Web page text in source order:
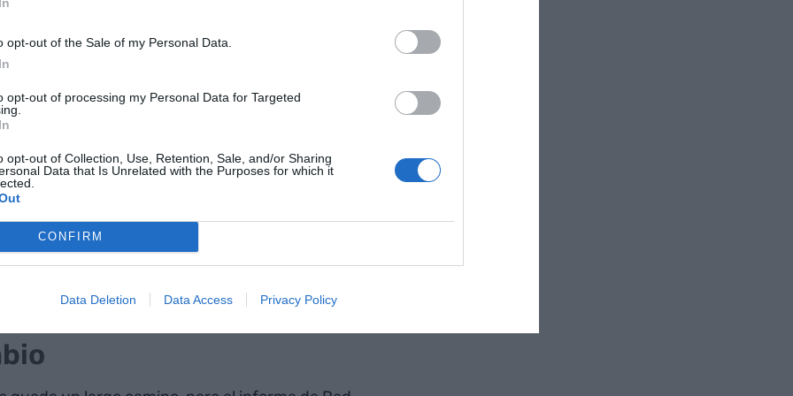
opt-out of the Sale of my Personal Data.
opt-out of processing my Personal Data for Targeted
opt-out of Collection, Use, Retention, Sale, and/or Sharing
Data that Is Unrelated with the Purposes for which it
CONFIRM
Data Deletion Data Access Privacy Policy
cree en la
junior
explica las diferencies entre hombre y
Tal como indica, el 62% de las
según reportan los perfiles junior en
senior perciben falta de igualdad en este
más experiencia dentro de la empresa más
de oportunidades.